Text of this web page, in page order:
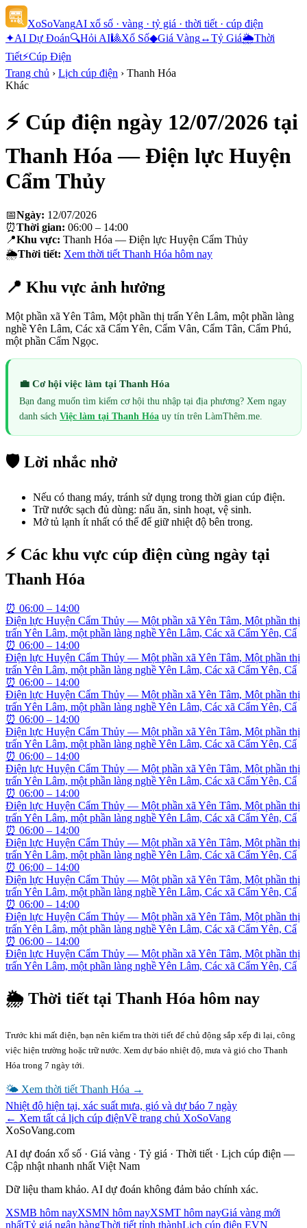
XoSoVangAI xổ số · vàng · tỷ giá · thời tiết · cúp điện
✦AI Dự Đoán🔍Hỏi AI🎱Xổ Số◆Giá Vàng↔Tỷ Giá🌦Thời
Tiết⚡Cúp Điện
Trang chủ › Lịch cúp điện › Thanh Hóa
Khác
⚡ Cúp điện ngày 12/07/2026 tại
Thanh Hóa — Điện lực Huyện
Cẩm Thủy
📅Ngày: 12/07/2026
⏰Thời gian: 06:00 – 14:00
📍Khu vực: Thanh Hóa — Điện lực Huyện Cẩm Thủy
🌦Thời tiết: Xem thời tiết Thanh Hóa hôm nay
📍 Khu vực ảnh hưởng
Một phần xã Yên Tâm, Một phần thị trấn Yên Lâm, một phần làng
nghề Yên Lâm, Các xã Cẩm Yên, Cẩm Vân, Cẩm Tân, Cẩm Phú,
một phần Cẩm Ngọc.
💼 Cơ hội việc làm tại Thanh Hóa
Bạn đang muốn tìm kiếm cơ hội thu nhập tại địa phương? Xem ngay
danh sách Việc làm tại Thanh Hóa uy tín trên LàmThêm.me.
🛡️ Lời nhắc nhở
Nếu có thang máy, tránh sử dụng trong thời gian cúp điện.
Trữ nước sạch đủ dùng: nấu ăn, sinh hoạt, vệ sinh.
Mở tủ lạnh ít nhất có thể để giữ nhiệt độ bên trong.
⚡ Các khu vực cúp điện cùng ngày tại
Thanh Hóa
⏰ 06:00 – 14:00
Điện lực Huyện Cẩm Thủy — Một phần xã Yên Tâm, Một phần thị
trấn Yên Lâm, một phần làng nghề Yên Lâm, Các xã Cẩm Yên, Cẩ
⏰ 06:00 – 14:00
Điện lực Huyện Cẩm Thủy — Một phần xã Yên Tâm, Một phần thị
trấn Yên Lâm, một phần làng nghề Yên Lâm, Các xã Cẩm Yên, Cẩ
⏰ 06:00 – 14:00
Điện lực Huyện Cẩm Thủy — Một phần xã Yên Tâm, Một phần thị
trấn Yên Lâm, một phần làng nghề Yên Lâm, Các xã Cẩm Yên, Cẩ
⏰ 06:00 – 14:00
Điện lực Huyện Cẩm Thủy — Một phần xã Yên Tâm, Một phần thị
trấn Yên Lâm, một phần làng nghề Yên Lâm, Các xã Cẩm Yên, Cẩ
⏰ 06:00 – 14:00
Điện lực Huyện Cẩm Thủy — Một phần xã Yên Tâm, Một phần thị
trấn Yên Lâm, một phần làng nghề Yên Lâm, Các xã Cẩm Yên, Cẩ
⏰ 06:00 – 14:00
Điện lực Huyện Cẩm Thủy — Một phần xã Yên Tâm, Một phần thị
trấn Yên Lâm, một phần làng nghề Yên Lâm, Các xã Cẩm Yên, Cẩ
⏰ 06:00 – 14:00
Điện lực Huyện Cẩm Thủy — Một phần xã Yên Tâm, Một phần thị
trấn Yên Lâm, một phần làng nghề Yên Lâm, Các xã Cẩm Yên, Cẩ
⏰ 06:00 – 14:00
Điện lực Huyện Cẩm Thủy — Một phần xã Yên Tâm, Một phần thị
trấn Yên Lâm, một phần làng nghề Yên Lâm, Các xã Cẩm Yên, Cẩ
⏰ 06:00 – 14:00
Điện lực Huyện Cẩm Thủy — Một phần xã Yên Tâm, Một phần thị
trấn Yên Lâm, một phần làng nghề Yên Lâm, Các xã Cẩm Yên, Cẩ
⏰ 06:00 – 14:00
Điện lực Huyện Cẩm Thủy — Một phần xã Yên Tâm, Một phần thị
trấn Yên Lâm, một phần làng nghề Yên Lâm, Các xã Cẩm Yên, Cẩ
🌦 Thời tiết tại Thanh Hóa hôm nay
Trước khi mất điện, bạn nên kiểm tra thời tiết để chủ động sắp xếp đi lại, công
việc hiện trường hoặc trữ nước. Xem dự báo nhiệt độ, mưa và gió cho Thanh
Hóa trong 7 ngày tới.
🌤 Xem thời tiết Thanh Hóa →
Nhiệt độ hiện tại, xác suất mưa, gió và dự báo 7 ngày
← Xem tất cả lịch cúp điệnVề trang chủ XoSoVang
XoSoVang.com
AI dự đoán xổ số · Giá vàng · Tỷ giá · Thời tiết · Lịch cúp điện —
Cập nhật nhanh nhất Việt Nam
Dữ liệu tham khảo. AI dự đoán không đảm bảo chính xác.
XSMB hôm nayXSMN hôm nayXSMT hôm nayGiá vàng mới
nhấtTỷ giá ngân hàngThời tiết tỉnh thànhLịch cúp điện EVN